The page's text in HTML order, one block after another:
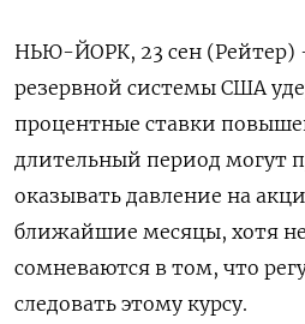
НЬЮ-ЙОРК, 23 сен (Рейтер)
резервной системы США
процентные ставки
длительный период могут
оказывать давление на
ближайшие месяцы, хотя
сомневаются в том, что
следовать этому курсу.